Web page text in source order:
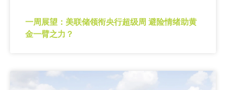
一周展望：美联储领衔央行超级周 避险情绪助黄
金一臂之力？